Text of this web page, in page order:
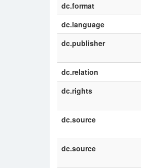
dc.format
dc.language
dc.publisher
dc.relation
dc.rights
dc.source
dc.source